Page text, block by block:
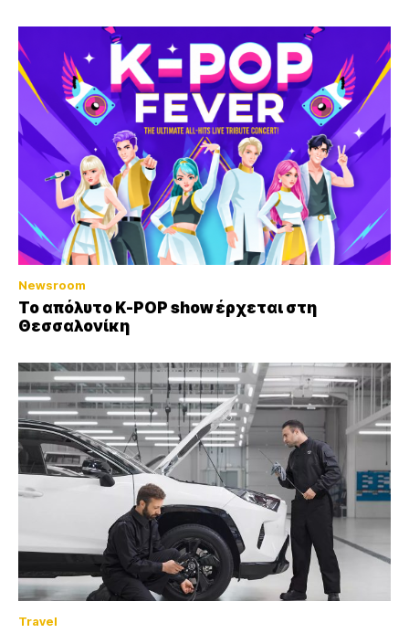
Newsroom
Το απόλυτο K-POP show έρχεται στη
Θεσσαλονίκη
Travel